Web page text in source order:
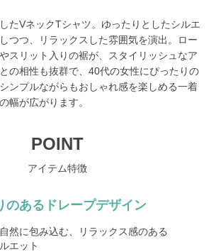
たVネックTシャツ。ゆったりとしたシルエ
つつ、リラックスした雰囲気を演出。ロー
スリット入りの裾が、スタイリッシュなア
の相性も抜群で、40代の女性にぴったりの
ンプルながらもおしゃれ感を楽しめる一着
幅が広がります。
POINT
アイテム特徴
のあるドレープデザイン
然に包み込む、リラックス感のある
エット